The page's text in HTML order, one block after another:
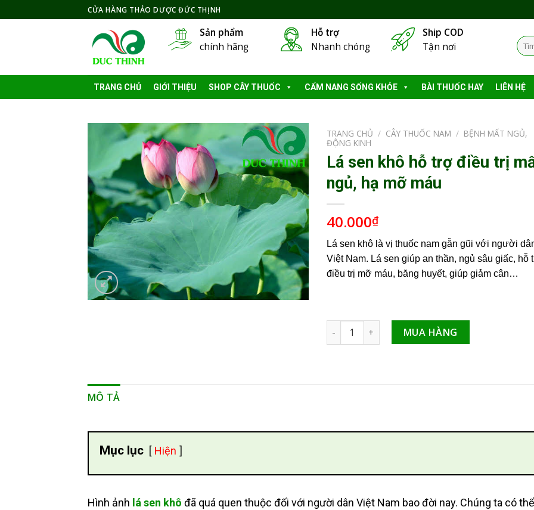
to
CỬA HÀNG THẢO DƯỢC ĐỨC THỊNH
Sản phẩm
chính hãng
Hỗ trợ
Nhanh chóng
Ship COD
Tận nơi
Tìm
kiếm:
TRANG CHỦ GIỚI THIỆU SHOP CÂY THUỐC CẨM NANG SỐNG KHỎE BÀI THUỐC HAY LIÊN HỆ
TRANG CHỦ / CÂY THUỐC NAM / BỆNH MẤT NGỦ,
ĐỘNG KINH
Lá sen khô hỗ trợ điều trị
ngủ, hạ mỡ máu
40.000₫
Lá sen khô là vị thuốc nam gẫn gũi với người
Việt Nam. Lá sen giúp an thần, ngủ sâu giấc, hỗ
điều trị mỡ máu, băng huyết, giúp giảm cân…
Lá sen khô hỗ trợ điều trị mất ngủ, hạ mỡ máu số
MUA HÀNG
MÔ TẢ
Mục lục Hiện
Hình ảnh lá sen khô đã quá quen thuộc đối với người dân Việt Nam bao đời nay. Chúng ta có thể